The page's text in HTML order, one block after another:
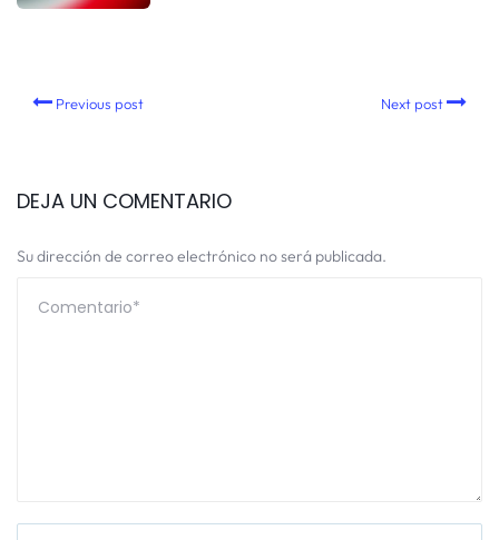
Previous post Next post
DEJA UN COMENTARIO
Su dirección de correo electrónico no será publicada.